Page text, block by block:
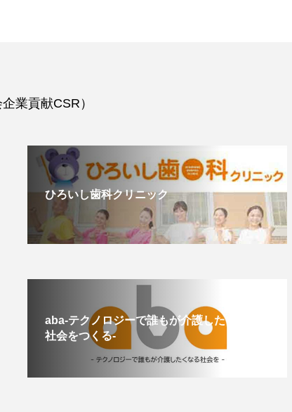
業貢献CSR）
ひろいし歯科クリニック
aba-テクノロジーで誰もが介護したくなる
社会をつくる-